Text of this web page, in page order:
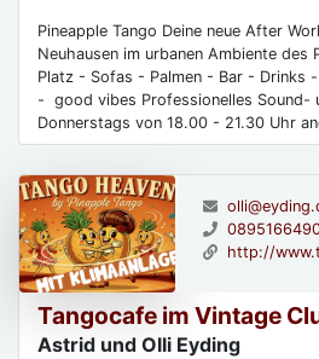
Pineapple Tango Deine neue After
Neuhausen im urbanen Ambiente des
Platz - Sofas - Palmen - Bar - Drinks
- good vibes Professionelles Sound-
Donnerstags von 18.00 - 21.30 Uhr
Tangocafe im Vintage
Astrid und Olli Eyding
http://